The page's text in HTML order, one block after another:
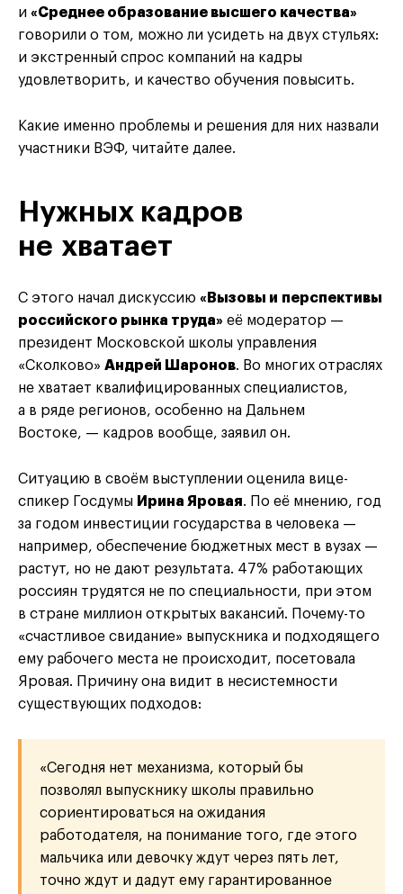
и «Среднее образование высшего качества»
говорили о том, можно ли усидеть на двух стульях:
и экстренный спрос компаний на кадры
удовлетворить, и качество обучения повысить.
Какие именно проблемы и решения для них назвали
участники ВЭФ, читайте далее.
Нужных кадров
не хватает
С этого начал дискуссию «Вызовы и перспективы
российского рынка труда» её модератор —
президент Московской школы управления
«Сколково» Андрей Шаронов. Во многих отраслях
не хватает квалифицированных специалистов,
а в ряде регионов, особенно на Дальнем
Востоке, — кадров вообще, заявил он.
Ситуацию в своём выступлении оценила вице-
спикер Госдумы Ирина Яровая. По её мнению, год
за годом инвестиции государства в человека —
например, обеспечение бюджетных мест в вузах —
растут, но не дают результата. 47% работающих
россиян трудятся не по специальности, при этом
в стране миллион открытых вакансий. Почему-то
«счастливое свидание» выпускника и подходящего
ему рабочего места не происходит, посетовала
Яровая. Причину она видит в несистемности
существующих подходов:
«Сегодня нет механизма, который бы
позволял выпускнику школы правильно
сориентироваться на ожидания
работодателя, на понимание того, где этого
мальчика или девочку ждут через пять лет,
точно ждут и дадут ему гарантированное